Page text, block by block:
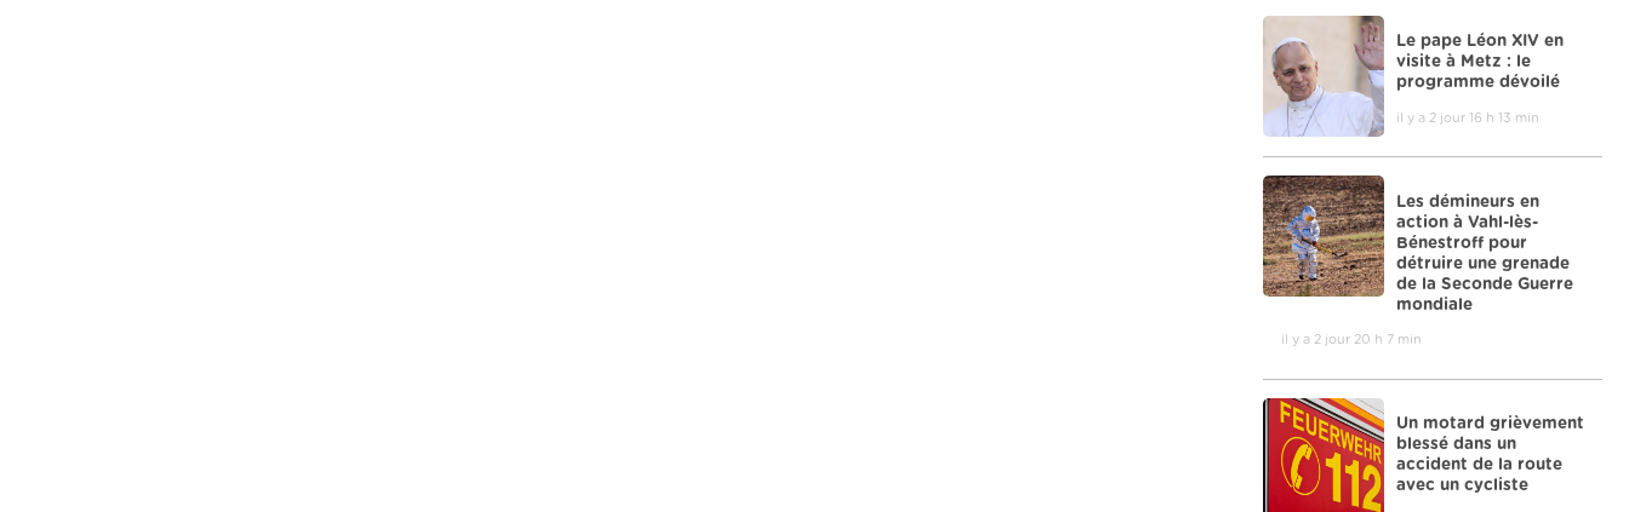
Le pape Léon XIV en
visite à Metz : le
programme dévoilé
il y a 2 jour 16 h 13 min
Les démineurs en
action à Vahl-lès-
Bénestroff pour
détruire une grenade
de la Seconde Guerre
mondiale
il y a 2 jour 20 h 7 min
Un motard grièvement
blessé dans un
accident de la route
avec un cycliste